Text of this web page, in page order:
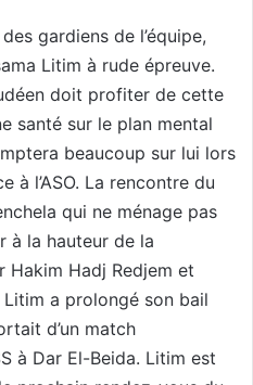
gardiens de l’équipe,
Litim à rude épreuve.
doit profiter de cette
santé sur le plan mental
beaucoup sur lui lors
à l’ASO. La rencontre du
qui ne ménage pas
à la hauteur de la
Hakim Hadj Redjem et
Litim a prolongé son bail
d’un match
à Dar El-Beida. Litim est